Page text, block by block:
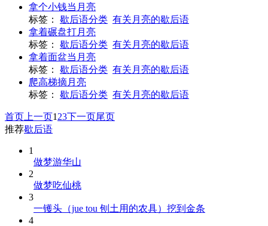
拿个小钱当月亮
标签：
歇后语分类 有关月亮的歇后语
拿着碾盘打月亮
标签：
歇后语分类 有关月亮的歇后语
拿着面盆当月亮
标签：
歇后语分类 有关月亮的歇后语
爬高梯摘月亮
标签：
歇后语分类 有关月亮的歇后语
首页 上一页1 23下一页尾页
推荐歇后语
1
做梦游华山
2
做梦吃仙桃
3
一镬头（jue tou 刨土用的农具）挖到金条
4